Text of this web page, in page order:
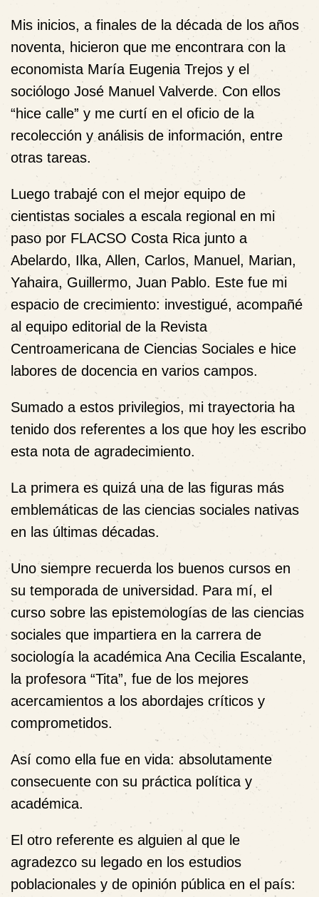
Mis inicios, a finales de la década de los años
noventa, hicieron que me encontrara con la
economista María Eugenia Trejos y el
sociólogo José Manuel Valverde. Con ellos
“hice calle” y me curtí en el oficio de la
recolección y análisis de información, entre
otras tareas.
Luego trabajé con el mejor equipo de
cientistas sociales a escala regional en mi
paso por FLACSO Costa Rica junto a
Abelardo, Ilka, Allen, Carlos, Manuel, Marian,
Yahaira, Guillermo, Juan Pablo. Este fue mi
espacio de crecimiento: investigué, acompañé
al equipo editorial de la Revista
Centroamericana de Ciencias Sociales e hice
labores de docencia en varios campos.
Sumado a estos privilegios, mi trayectoria ha
tenido dos referentes a los que hoy les escribo
esta nota de agradecimiento.
La primera es quizá una de las figuras más
emblemáticas de las ciencias sociales nativas
en las últimas décadas.
Uno siempre recuerda los buenos cursos en
su temporada de universidad. Para mí, el
curso sobre las epistemologías de las ciencias
sociales que impartiera en la carrera de
sociología la académica Ana Cecilia Escalante,
la profesora “Tita”, fue de los mejores
acercamientos a los abordajes críticos y
comprometidos.
Así como ella fue en vida: absolutamente
consecuente con su práctica política y
académica.
El otro referente es alguien al que le
agradezco su legado en los estudios
poblacionales y de opinión pública en el país: